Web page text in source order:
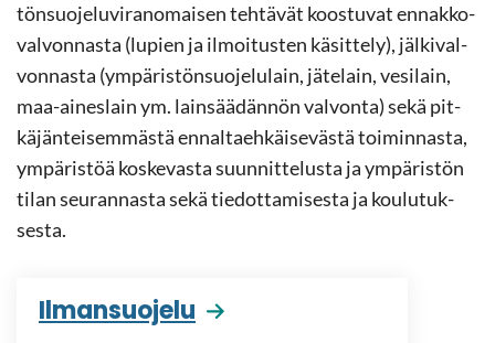
tön­suo­je­lu­vi­ran­omai­sen teh­tä­vät koos­tu­vat en­nak­ko­
val­von­nas­ta (lu­pien ja il­moi­tus­ten kä­sit­te­ly), jäl­ki­val­
von­nas­ta (ym­pä­ris­tön­suo­je­lu­lain, jä­te­lain, ve­si­lain,
maa-​aineslain ym. lain­sää­dän­nön val­von­ta) sekä pit­
kä­jän­tei­sem­mäs­tä en­nal­taeh­käi­se­väs­tä toi­min­nas­ta,
ym­pä­ris­töä kos­ke­vas­ta suun­nit­te­lus­ta ja ym­pä­ris­tön
tilan seu­ran­nas­ta sekä tie­dot­ta­mi­ses­ta ja kou­lu­tuk­
ses­ta.
Il­man­suo­je­lu